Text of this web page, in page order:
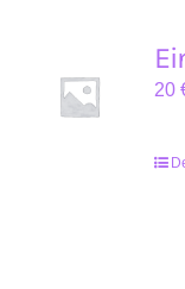
20